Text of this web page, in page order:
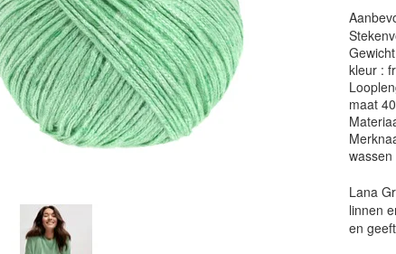
kleur :
maat
Lana
linnen
en